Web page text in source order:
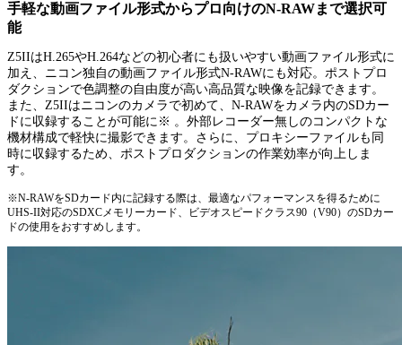
手軽な動画ファイル形式からプロ向けのN-RAWまで選択可
能
Z5IIはH.265やH.264などの初心者にも扱いやすい動画ファイル形式に
加え、ニコン独自の動画ファイル形式N-RAWにも対応。ポストプロ
ダクションで色調整の自由度が高い高品質な映像を記録できます。
また、Z5IIはニコンのカメラで初めて、N-RAWをカメラ内のSDカー
ドに収録することが可能に※ 。外部レコーダー無しのコンパクトな
機材構成で軽快に撮影できます。さらに、プロキシーファイルも同
時に収録するため、ポストプロダクションの作業効率が向上しま
す。
※N-RAWをSDカード内に記録する際は、最適なパフォーマンスを得るために
UHS-II対応のSDXCメモリーカード、ビデオスピードクラス90（V90）のSDカー
ドの使用をおすすめします。